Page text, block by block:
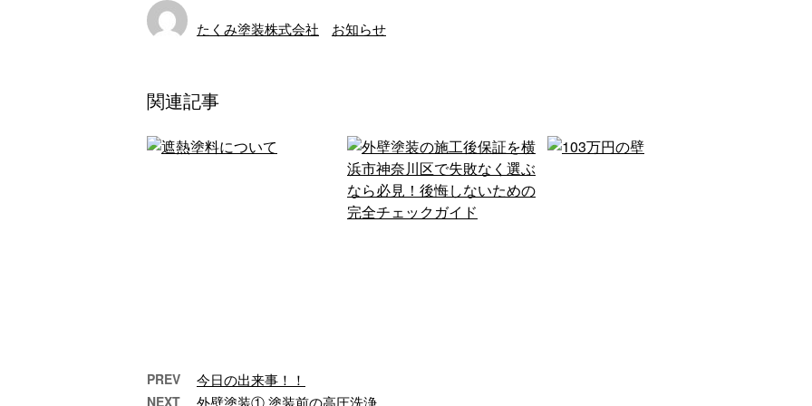
たくみ塗装株式会社 お知らせ
関連記事
PREV 今日の出来事！！
NEXT